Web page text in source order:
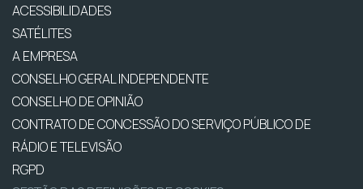
ACESSIBILIDADES
SATÉLITES
A EMPRESA
CONSELHO GERAL INDEPENDENTE
CONSELHO DE OPINIÃO
CONTRATO DE CONCESSÃO DO SERVIÇO PÚBLICO DE
RÁDIO E TELEVISÃO
RGPD